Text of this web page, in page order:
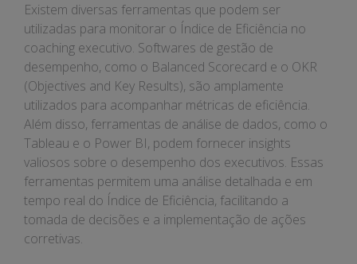
Existem diversas ferramentas que podem ser
utilizadas para monitorar o Índice de Eficiência no
coaching executivo. Softwares de gestão de
desempenho, como o Balanced Scorecard e o OKR
(Objectives and Key Results), são amplamente
utilizados para acompanhar métricas de eficiência.
Além disso, ferramentas de análise de dados, como o
Tableau e o Power BI, podem fornecer insights
valiosos sobre o desempenho dos executivos. Essas
ferramentas permitem uma análise detalhada e em
tempo real do Índice de Eficiência, facilitando a
tomada de decisões e a implementação de ações
corretivas.